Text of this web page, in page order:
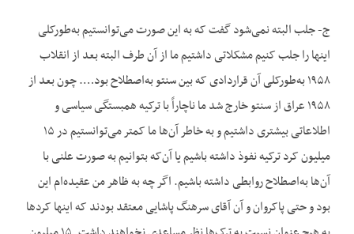
ج- جلب البته نمی‌شود گفت که به این صورت می‌توانستیم به‌طورکلی
اینها را جلب کنیم مشکلاتی داشتیم ما از آن طرف البته بعد از انقلاب
۱۹۵۸ به‌طورکلی آن قراردادی که بین سنتو به‌اصطلاح بود…. چون بعد از
۱۹۵۸ عراق از سنتو خارج شد ما ناچاراً با ترکیه همبستگی سیاسی و
اطلاعاتی بیشتری داشتیم و به خاطر آن‌ها ما کمتر می‌توانستیم در ۱۵
میلیون کرد ترکیه نفوذ داشته باشیم یا آن‌که بتوانیم به صورت علنی با
آن‌ها به‌اصطلاح روابطی داشته باشیم. اگر چه به ظاهر من عقیده‌ام این
بود و حتی پاکروان و آن آقای سرهنگ پاشایی معتقد بودند که اینها کردها